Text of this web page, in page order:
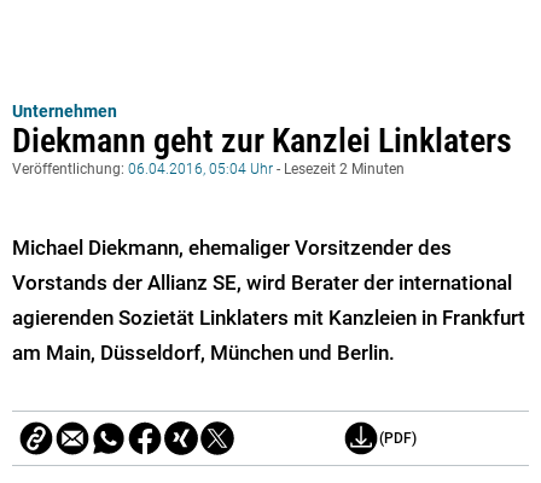
Unternehmen
Diekmann geht zur Kanzlei Linklaters
Veröffentlichung: 06.04.2016, 05:04 Uhr - Lesezeit 2 Minuten
Michael Diekmann, ehemaliger Vorsitzender des
Vorstands der Allianz SE, wird Berater der international
agierenden Sozietät Linklaters mit Kanzleien in Frankfurt
am Main, Düsseldorf, München und Berlin.
(PDF)